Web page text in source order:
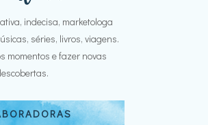
indecisa, marketologa
séries, livros, viagens.
momentos e fazer novas